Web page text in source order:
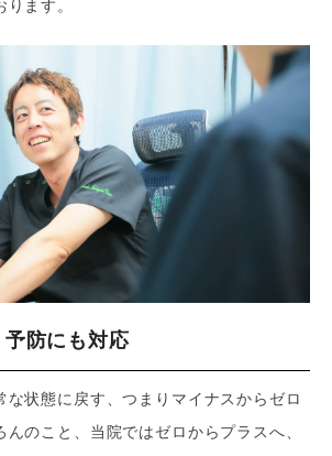
ます。
防にも対応
な状態に戻す、つまりマイナスからゼロ
んのこと、当院ではゼロからプラスへ、